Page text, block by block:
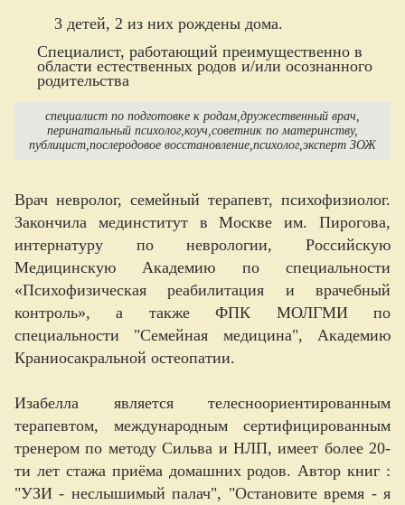
3 детей, 2 из них рождены дома.
Специалист, работающий преимущественно в
области естественных родов и/или осознанного
родительства
специалист по подготовке к родам дружественный врач
перинатальный психолог коуч советник по материнству
публицист послеродовое восстановление психолог эксперт ЗОЖ
Врач невролог, семейный терапевт, психофизиолог.
Закончила мединститут в Москве им. Пирогова,
интернатуру по неврологии, Российскую
Медицинскую Академию по специальности
«Психофизическая реабилитация и врачебный
контроль», а также ФПК МОЛГМИ по
специальности "Семейная медицина", Академию
Краниосакральной остеопатии.
Изабелла является телесноориентированным
терапевтом, международным сертифицированным
тренером по методу Сильва и НЛП, имеет более 20-
ти лет стажа приёма домашних родов. Автор книг :
"УЗИ - неслышимый палач", "Остановите время - я